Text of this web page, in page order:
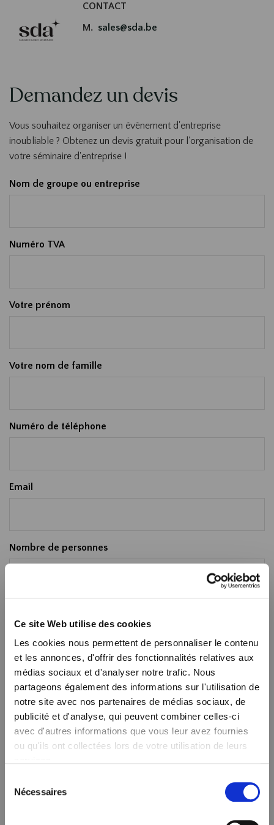
Ce site Web utilise des cookies
Les cookies nous permettent de personnaliser le contenu
et les annonces, d'offrir des fonctionnalités relatives aux
médias sociaux et d'analyser notre trafic. Nous
partageons également des informations sur l'utilisation de
notre site avec nos partenaires de médias sociaux, de
publicité et d'analyse, qui peuvent combiner celles-ci
avec d'autres informations que vous leur avez fournies
ou qu'ils ont collectées lors de votre utilisation de leurs
Nous utilisons des cookies qui envoient des données aux
Nécessaires
CONTACT
sales@sda.be
Demandez un devis
Vous souhaitez organiser un évènement d'entreprise
inoubliable ? Obtenez un devis gratuit pour l'organisation de
votre séminaire d'entreprise !
Nom de groupe ou entreprise
Numéro TVA
Votre prénom
Votre nom de famille
Numéro de téléphone
Email
Nombre de personnes
Date d'arrivée